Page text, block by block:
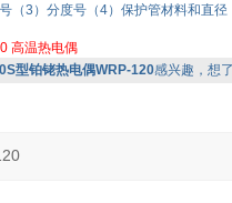
3）分度号（4）保护管材料和直
高温热电偶
型铂铑热电偶WRP-120感兴趣，想